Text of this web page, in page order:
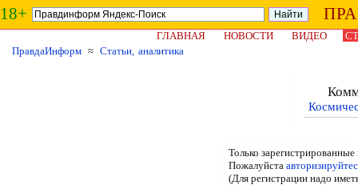
18+
ГЛАВНАЯ НОВОСТИ ВИДЕО
ПравдаИнформ ≈ Статьи, аналитика
Только
Пожалуйста
(Для регистрации надо